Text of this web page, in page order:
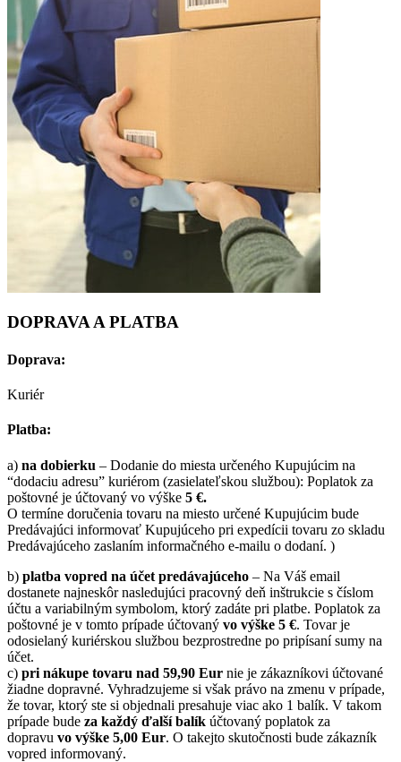
DOPRAVA A PLATBA
Doprava:
Kuriér
Platba:
a) na dobierku – Dodanie do miesta určeného Kupujúcim na
“dodaciu adresu” kuriérom (zasielateľskou službou): Poplatok za
poštovné je účtovaný vo výške 5 €.
O termíne doručenia tovaru na miesto určené Kupujúcim bude
Predávajúci informovať Kupujúceho pri expedícii tovaru zo skladu
Predávajúceho zaslaním informačného e-mailu o dodaní. )
b) platba vopred na účet predávajúceho – Na Váš email
dostanete najneskôr nasledujúci pracovný deň inštrukcie s číslom
účtu a variabilným symbolom, ktorý zadáte pri platbe. Poplatok za
poštovné je v tomto prípade účtovaný vo výške 5 €. Tovar je
odosielaný kuriérskou službou bezprostredne po pripísaní sumy na
účet.
c) pri nákupe tovaru nad 59,90 Eur nie je zákazníkovi účtované
žiadne dopravné. Vyhradzujeme si však právo na zmenu v prípade,
že tovar, ktorý ste si objednali presahuje viac ako 1 balík. V takom
prípade bude za každý ďalší balík účtovaný poplatok za
dopravu vo výške 5,00 Eur. O takejto skutočnosti bude zákazník
vopred informovaný.